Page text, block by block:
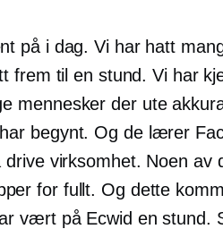
på i dag. Vi har hatt
frem til en stund. Vi har
mennesker der ute
begynt. Og de lærer
virksomhet. Noen av
for fullt. Og dette
vært på Ecwid en stund.